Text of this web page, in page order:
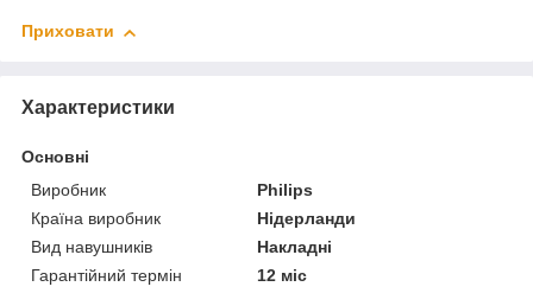
Приховати
Характеристики
Основні
Виробник
Philips
Країна виробник
Нідерланди
Вид навушників
Накладні
Гарантійний термін
12 міс